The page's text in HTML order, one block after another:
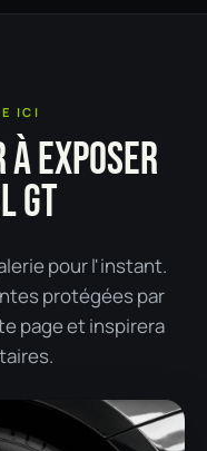
ICI
EXPOSER
GT
pour l'instant.
protégées par
page et inspirera